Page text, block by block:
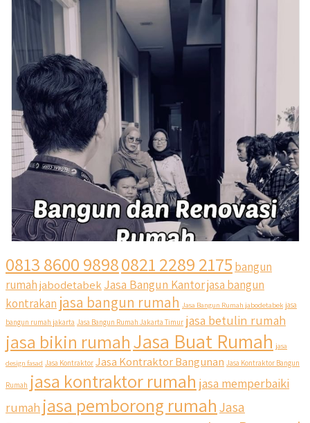
0813 8600 98980821 2289 2175 bangun
rumahjabodetabek Jasa Bangun Kantorjasa bangun
kontrakan jasa bangun rumah Jasa Bangun Rumah jabodetabek jasa
bangun rumah jakarta Jasa Bangun Rumah Jakarta Timur jasa betulin rumah
jasa bikin rumahJasa Buat Rumah jasa
design fasad Jasa Kontraktor Jasa Kontraktor Bangunan Jasa Kontraktor Bangun
Rumah jasa kontraktor rumah jasa memperbaiki
rumah jasa pemborong rumahJasa